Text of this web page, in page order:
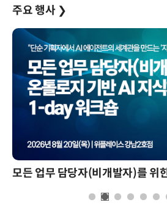
주요 행사 ❯